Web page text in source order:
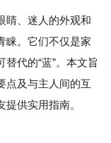
睛、迷人的外观和
睐。它们不仅是家
代的“蓝”。本文旨
点及与主人间的互
供实用指南。